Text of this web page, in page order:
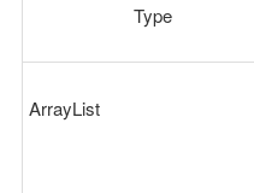
Type
ArrayList